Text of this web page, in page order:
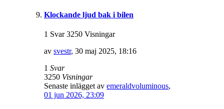
Klockande ljud bak i bilen
1 Svar 3250 Visningar
av svestr, 30 maj 2025, 18:16
1 Svar
3250 Visningar
Senaste inlägget av emeraldvoluminous,
01 jun 2026, 23:09